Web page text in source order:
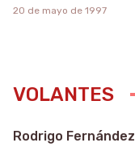
20 de mayo de 1997
VOLANTES
Rodrigo Fernández